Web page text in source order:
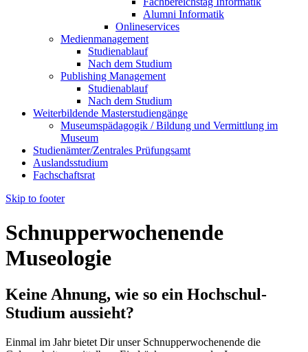
Alumni Informatik
Onlineservices
Medienmanagement
Studienablauf
Nach dem Studium
Publishing Management
Studienablauf
Nach dem Studium
Weiterbildende Masterstudiengänge
Museumspädagogik / Bildung und Vermittlung im
Museum
Studienämter/Zentrales Prüfungsamt
Auslandsstudium
Fachschaftsrat
Skip to footer
Schnupperwochenende
Museologie
Keine Ahnung, wie so ein Hochschul-
Studium aussieht?
Einmal im Jahr bietet Dir unser Schnupperwochenende die